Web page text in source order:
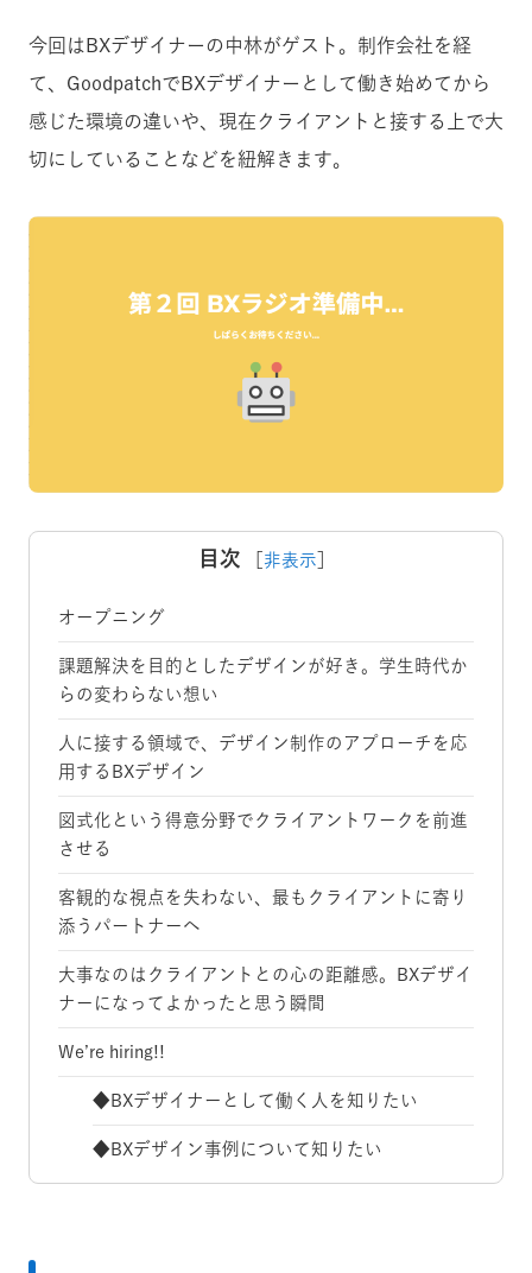
今回はBXデザイナーの中林がゲスト。制作会社を経
て、GoodpatchでBXデザイナーとして働き始めてから
感じた環境の違いや、現在クライアントと接する上で大
切にしていることなどを紐解きます。
目次 非表示
オープニング
課題解決を目的としたデザインが好き。学生時代か
らの変わらない想い
人に接する領域で、デザイン制作のアプローチを応
用するBXデザイン
図式化という得意分野でクライアントワークを前進
させる
客観的な視点を失わない、最もクライアントに寄り
添うパートナーへ
大事なのはクライアントとの心の距離感。BXデザイ
ナーになってよかったと思う瞬間
We’re hiring!!
◆BXデザイナーとして働く人を知りたい
◆BXデザイン事例について知りたい